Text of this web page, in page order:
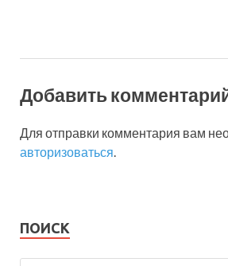
Добавить
Для отправки комментария вам
авторизоваться.
ПОИСК